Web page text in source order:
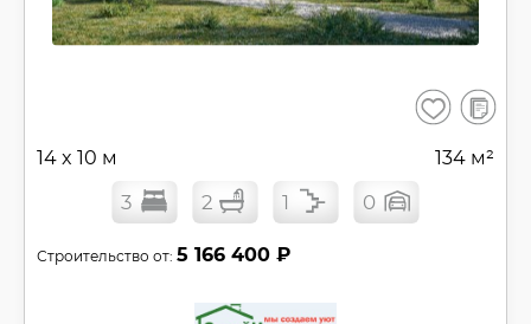
Сохранить
В
14 x 10 м 134 м²
3 2 1 0
Строительство от: 5 166 400 ₽